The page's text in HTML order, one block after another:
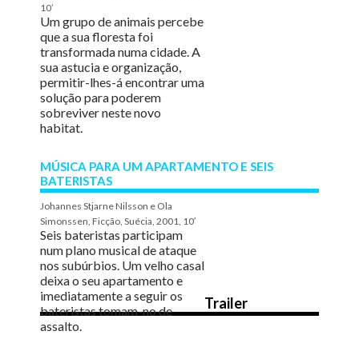
10’
Um grupo de animais percebe
que a sua floresta foi
transformada numa cidade. A
sua astucia e organização,
permitir-lhes-á encontrar uma
solução para poderem
sobreviver neste novo
habitat.
MÚSICA PARA UM APARTAMENTO E SEIS
BATERISTAS
Johannes Stjarne Nilsson e Ola
Simonssen, Ficção, Suécia, 2001, 10′
Seis bateristas participam
num plano musical de ataque
nos subúrbios. Um velho casal
deixa o seu apartamento e
imediatamente a seguir os
bateristas tomam-no de
assalto.
Trailer